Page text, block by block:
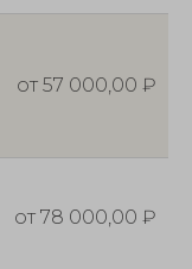
от 57 000,00 ₽
от 78 000,00 ₽